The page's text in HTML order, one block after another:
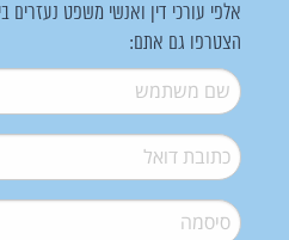
אלפי עורכי דין ואנשי משפט נעזרים
הצטרפו גם אתם:
שם משתמש*
דואל*
סיסמה*